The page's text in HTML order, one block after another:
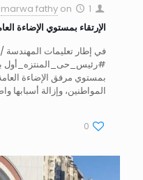
marwa fathy on
1 مارس، 2025
الإرتقاء بمستوي الإضاءة العامة
في إطار تعليمات
#رئيس_حى_المنتزه_أول
بمستوي مرفق الإضاءة
المواطنين، وإزالة أسبابها
0